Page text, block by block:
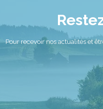
Pour recevoir nos actualités et